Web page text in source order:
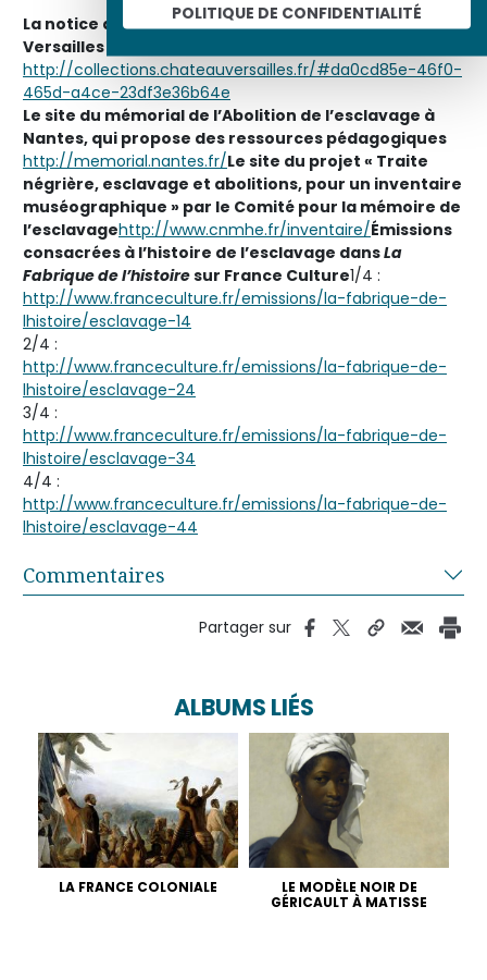
POLITIQUE DE CONFIDENTIALITÉ
La notice de l’œuvre sur le site du château de
Versailles
http://collections.chateauversailles.fr/#da0cd85e-46f0-
465d-a4ce-23df3e36b64e
Le site du mémorial de l’Abolition de l’esclavage à
Nantes, qui propose des ressources pédagogiques
http://memorial.nantes.fr/Le site du projet « Traite
négrière, esclavage et abolitions, pour un inventaire
muséographique » par le Comité pour la mémoire de
l’esclavagehttp://www.cnmhe.fr/inventaire/Émissions
consacrées à l’histoire de l’esclavage dansLa
Fabrique de l’histoiresur France Culture1/4 :
http://www.franceculture.fr/emissions/la-fabrique-de-
lhistoire/esclavage-14
2/4 :
http://www.franceculture.fr/emissions/la-fabrique-de-
lhistoire/esclavage-24
3/4 :
http://www.franceculture.fr/emissions/la-fabrique-de-
lhistoire/esclavage-34
4/4 :
http://www.franceculture.fr/emissions/la-fabrique-de-
lhistoire/esclavage-44
Commentaires
Partager sur
ALBUMS LIÉS
LA FRANCE COLONIALE
LE MODÈLE NOIR DE
GÉRICAULT À MATISSE